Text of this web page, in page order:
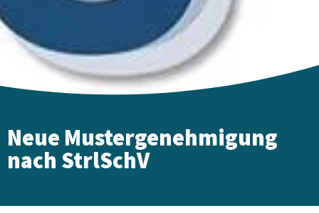
Neue Mustergenehmigung
nach StrlSchV